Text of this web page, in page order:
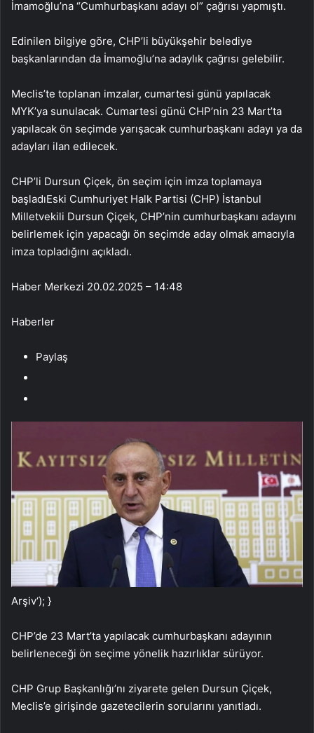
İmamoğlu’na “Cumhurbaşkanı adayı ol” çağrısı yapmıştı.
Edinilen bilgiye göre, CHP’li büyükşehir belediye
başkanlarından da İmamoğlu’na adaylık çağrısı gelebilir.
Meclis’te toplanan imzalar, cumartesi günü yapılacak
MYK’ya sunulacak. Cumartesi günü CHP’nin 23 Mart’ta
yapılacak ön seçimde yarışacak cumhurbaşkanı adayı ya da
adayları ilan edilecek.
CHP’li Dursun Çiçek, ön seçim için imza toplamaya
başladıEski Cumhuriyet Halk Partisi (CHP) İstanbul
Milletvekili Dursun Çiçek, CHP’nin cumhurbaşkanı adayını
belirlemek için yapacağı ön seçimde aday olmak amacıyla
imza topladığını açıkladı.
Haber Merkezi 20.02.2025 – 14:48
Haberler
Paylaş
Arşiv‘); }
CHP’de 23 Mart’ta yapılacak cumhurbaşkanı adayının
belirleneceği ön seçime yönelik hazırlıklar sürüyor.
CHP Grup Başkanlığı’nı ziyarete gelen Dursun Çiçek,
Meclis’e girişinde gazetecilerin sorularını yanıtladı.